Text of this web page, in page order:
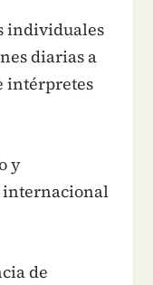
individuales
diarias a
intérpretes
y
internacional
de